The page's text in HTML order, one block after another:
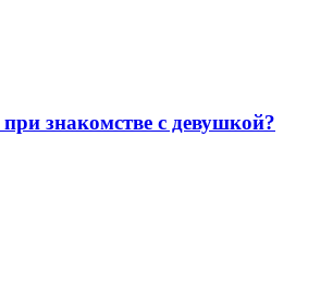
знакомстве с девушкой?